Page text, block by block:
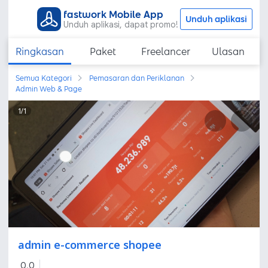
fastwork Mobile App
Unduh aplikasi, dapat promo! Unduh aplikasi
Ringkasan Paket Freelancer Ulasan
Semua Kategori
Pemasaran dan Periklanan
Admin Web & Page
1/1
admin e-commerce shopee
0,0